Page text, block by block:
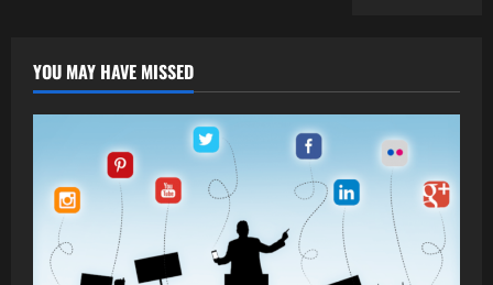
YOU MAY HAVE MISSED